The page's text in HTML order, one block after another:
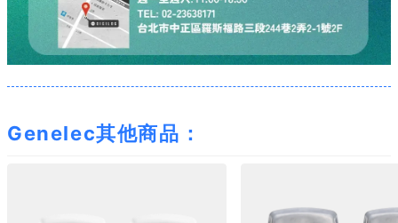
Genelec其他商品：